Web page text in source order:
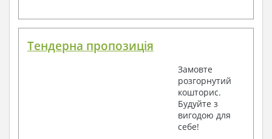
Тендерна пропозиція
Замовте
розгорнутий
кошторис.
Будуйте з
вигодою для
себе!